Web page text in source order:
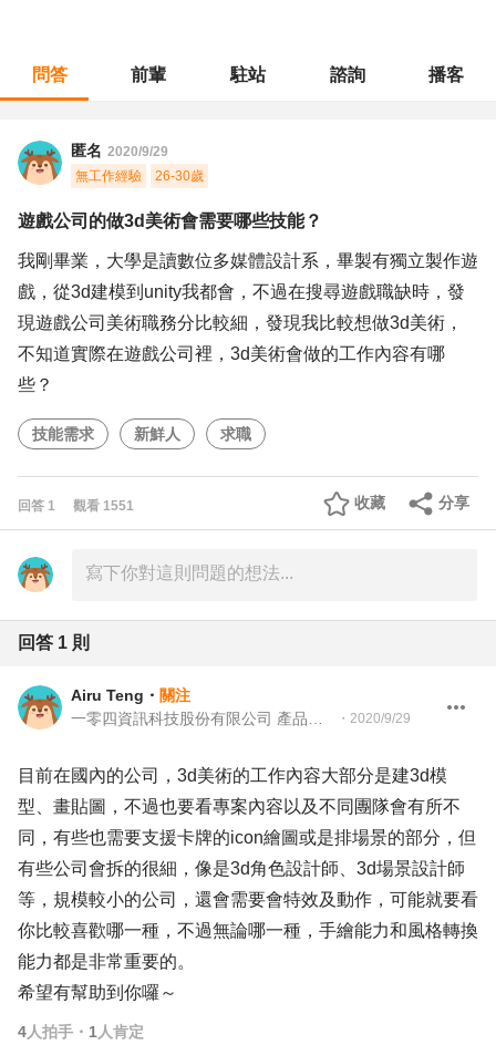
問答 前輩 駐站 諮詢 播客
匿名 2020/9/29
無工作經驗
26-30歲
遊戲公司的做3d美術會需要哪些技能？
我剛畢業，大學是讀數位多媒體設計系，畢製有獨立製作遊
戲，從3d建模到unity我都會，不過在搜尋遊戲職缺時，發
現遊戲公司美術職務分比較細，發現我比較想做3d美術，
不知道實際在遊戲公司裡，3d美術會做的工作內容有哪
些？
技能需求 新鮮人 求職
回答 1 觀看 1551 分享
收藏
回答 1 則
Airu Teng ・ 關注
・ 2020/9/29
目前在國內的公司，3d美術的工作內容大部分是建3d模
型、畫貼圖，不過也要看專案內容以及不同團隊會有所不
同，有些也需要支援卡牌的icon繪圖或是排場景的部分，但
有些公司會拆的很細，像是3d角色設計師、3d場景設計師
等，規模較小的公司，還會需要會特效及動作，可能就要看
你比較喜歡哪一種，不過無論哪一種，手繪能力和風格轉換
能力都是非常重要的。
希望有幫助到你囉～
4人拍手 ・ 1 人肯定